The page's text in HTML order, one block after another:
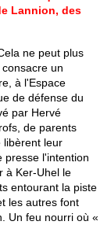
Lannion, des
ne peut plus
un
à l'Espace
de défense du
par Hervé
de parents
libèrent leur
presse l'intention
à Ker-Uhel le
entourant la piste
les autres font
Un feu nourri où «